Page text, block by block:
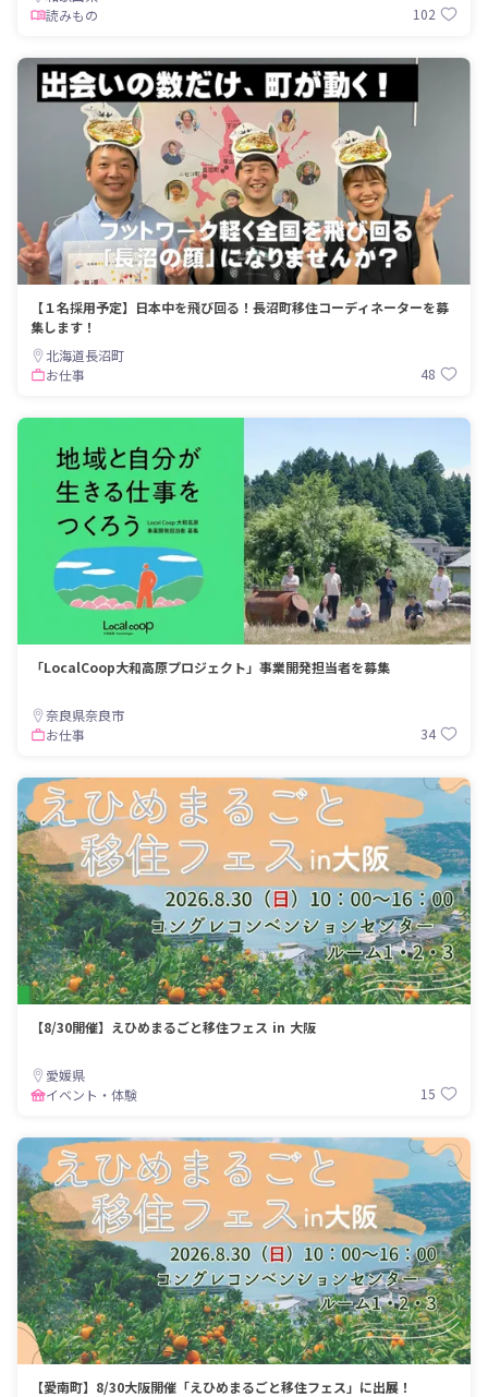
読みもの
102
【１名採用予定】日本中を飛び回る！長沼町移住コーディネーターを募
集します！
北海道長沼町
お仕事
48
「LocalCoop大和高原プロジェクト」事業開発担当者を募集
奈良県奈良市
お仕事
34
【8/30開催】えひめまるごと移住フェス in 大阪
愛媛県
イベント・体験
15
【愛南町】8/30大阪開催「えひめまるごと移住フェス」に出展！